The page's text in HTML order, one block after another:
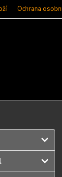
Ochrana